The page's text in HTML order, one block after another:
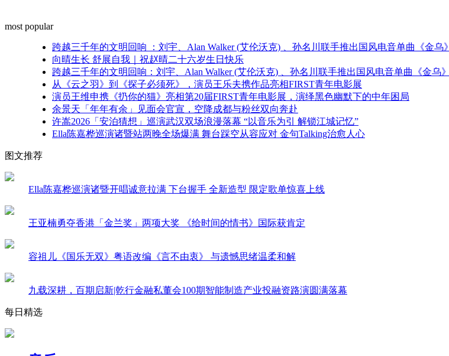
在
杭
州
城
宫
举
穿
越
千
most popular
跨越三千年的文明回响 ：刘宇、Alan Walker (艾伦沃克) 、孙名川联手推出国风电音单曲《金乌》
向晴生长 舒展自我｜祝赵晴二十六岁生日快乐
跨越三千年的文明回响：刘宇、Alan Walker (艾伦沃克) 、孙名川联手推出国风电音单曲《金乌》
从《云之羽》到《探子必须死》，演员王乐夫携作品亮相FIRST青年电影展
演员王维申携《扔你的猫》亮相第20届FIRST青年电影展，演绎黑色幽默下的中年困局
余景天「年年有余」见面会官宣，空降成都与粉丝双向奔赴
许嵩2026「安泊猜想」巡演武汉双场浪漫落幕 “以音乐为引 解锁江城记忆”
Ella陈嘉桦巡演诸暨站两晚全场爆满 舞台踩空从容应对 金句Talking治愈人心
图文推荐
Ella陈嘉桦巡演诸暨开唱诚意拉满 下台握手 全新造型 限定歌单惊喜上线
王亚楠勇夺香港「金兰奖」两项大奖 《给时间的情书》国际获肯定
容祖儿《国乐无双》粤语改编《言不由衷》 与遗憾思绪温柔和解
九载深耕，百期启新|乾行金融私董会100期智能制造产业投融资路演圆满落幕
每日精选